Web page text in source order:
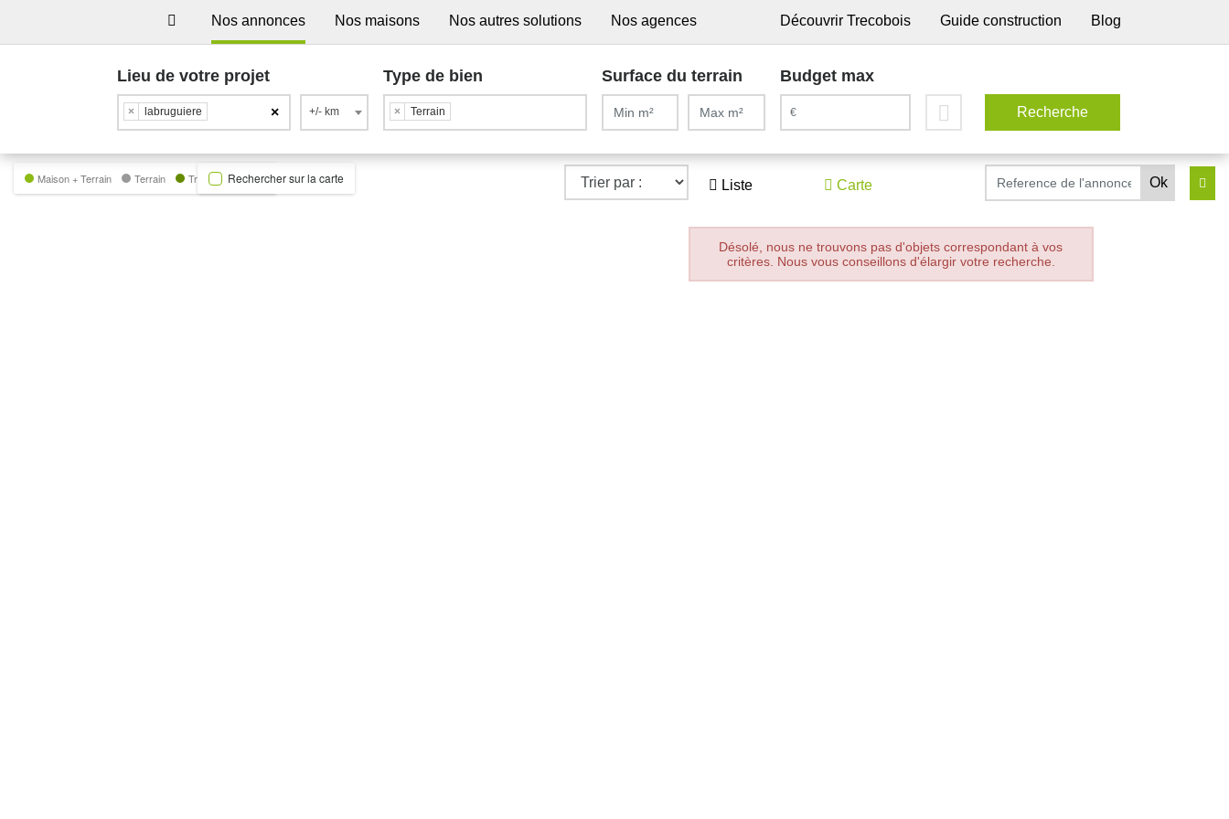
Nos annonces Nos maisons Nos autres solutions Nos agences Découvrir Trecobois Guide construction Blog
Lieu de votre projet
×
× labruguiere +/- km
Type de bien
× Terrain
Surface du terrain Budget max
Liste Carte
Maison + Terrain Terrain Trecobat GreenRechercher sur la carte
Désolé, nous ne trouvons pas d'objets correspondant à vos
critères. Nous vous conseillons d'élargir votre recherche.